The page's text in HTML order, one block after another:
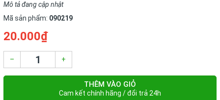
Mô tả đang cập nhật
Mã sản phẩm: 090219
20.000₫
– +
THÊM VÀO GIỎ
Cam kết chính hãng / đổi trả 24h